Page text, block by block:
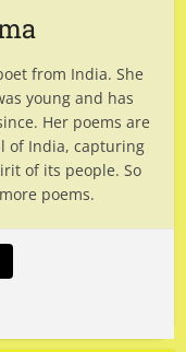
from India. She
young and has
Her poems are
of India, capturing
of its people. So
poems.